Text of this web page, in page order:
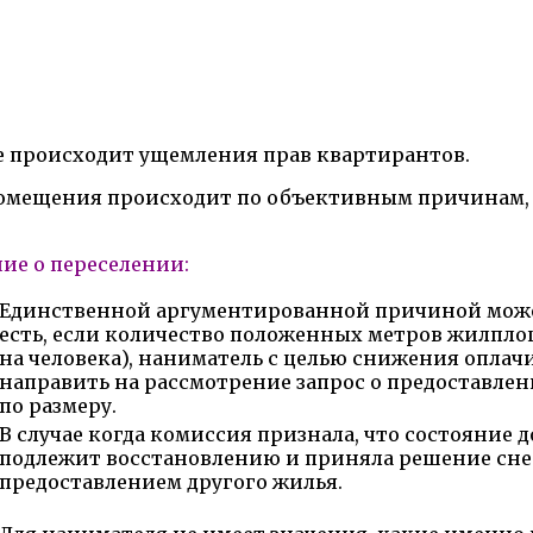
происходит ущемления прав квартирантов.
происходит по объективным причинам,
о переселении:
Единственной аргументированной причиной
есть, если количество положенных метров
на человека), наниматель с целью снижения
направить на рассмотрение запрос о
по размеру.
В случае когда комиссия признала, что
подлежит восстановлению и приняла решение
предоставлением другого жилья.